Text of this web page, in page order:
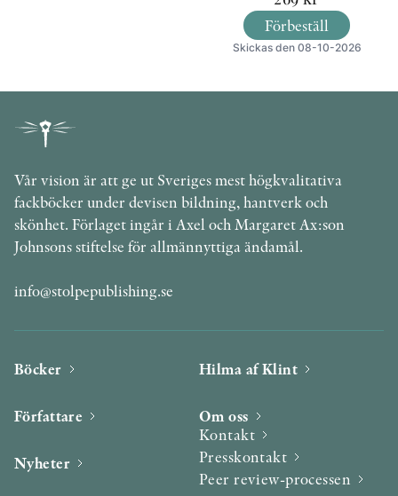
Förbeställ
Skickas den 08-10-2026
Vår vision är att ge ut Sveriges mest högkvalitativa
fackböcker under devisen bildning, hantverk och
skönhet. Förlaget ingår i Axel och Margaret Ax:son
Johnsons stiftelse för allmännyttiga ändamål.
info@stolpepublishing.se
Böcker
Författare
Nyheter
Hilma af Klint
Om oss
Kontakt
Presskontakt
Peer review-processen